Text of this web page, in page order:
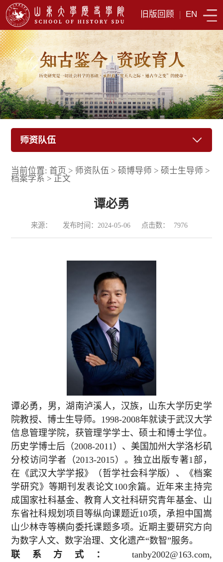
旧版回顾 | EN
师资队伍
当前位置: 首页 > 师资队伍 >硕博导师 >硕士生导师 >
档案学系 > 正文
谭必勇
来源： 发布时间：2024-05-06 点击数： 7976
谭必勇，男，湖南泸溪人，汉族，山东大学历史学
院教授、博士生导师。 1998-2008年就读于武汉大学
信息管理学院，获管理学学士、硕士和博士学位。
历史学博士后（2008-2011 ）、美国加州大学洛杉矶
分校访问学者（2013-2015）。独立出版专著1 部，
在《武汉大学学报》（哲学社会科学版）、《档案
学研究》等期刊发表论文100余篇。近年来主持完
成国家社科基金、教育人文社科研究青年基金、山
东省社科规划项目等纵向课题近10项，承担中国嵩
山少林寺等横向委托课题多项。近期主要研究方向
为数字人文、数字治理、文化遗产“数智”服务。
联系方式：
tanby2002@163.com,